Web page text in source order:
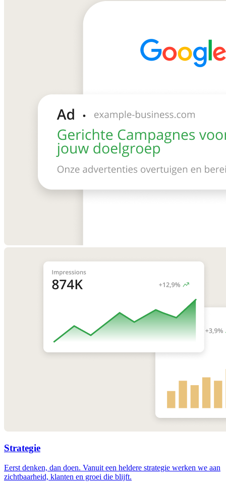
Strategie
Eerst denken, dan doen. Vanuit een heldere strategie werken we aan
zichtbaarheid, klanten en groei die blijft.